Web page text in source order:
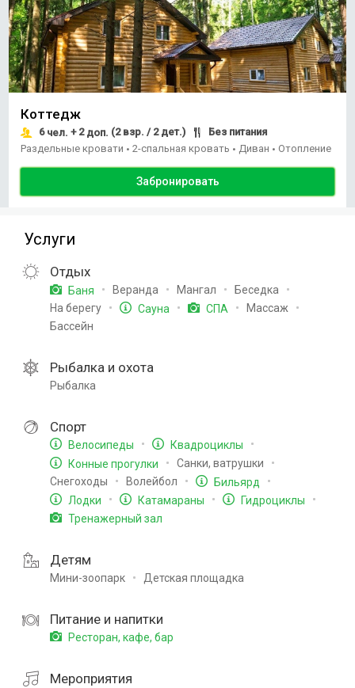
Коттедж
6чел. + 2доп. (2 взр. / 2 дет.)
Без питания
Раздельные кровати • 2-спальная кровать • Диван • Отопление
Забронировать
Услуги
Отдых
Баня Веранда Мангал
Беседка
На берегу
Сауна СПА
Массаж
Бассейн
Рыбалка и охота
Рыбалка
Спорт
Велосипеды
Квадроциклы
Конные прогулки
Санки, ватрушки
Снегоходы
Волейбол
Бильярд
Лодки
Катамараны
Гидроциклы
Тренажерный зал
Детям
Мини-зоопарк Детская площадка
Питание и напитки
Ресторан, кафе, бар
Мероприятия